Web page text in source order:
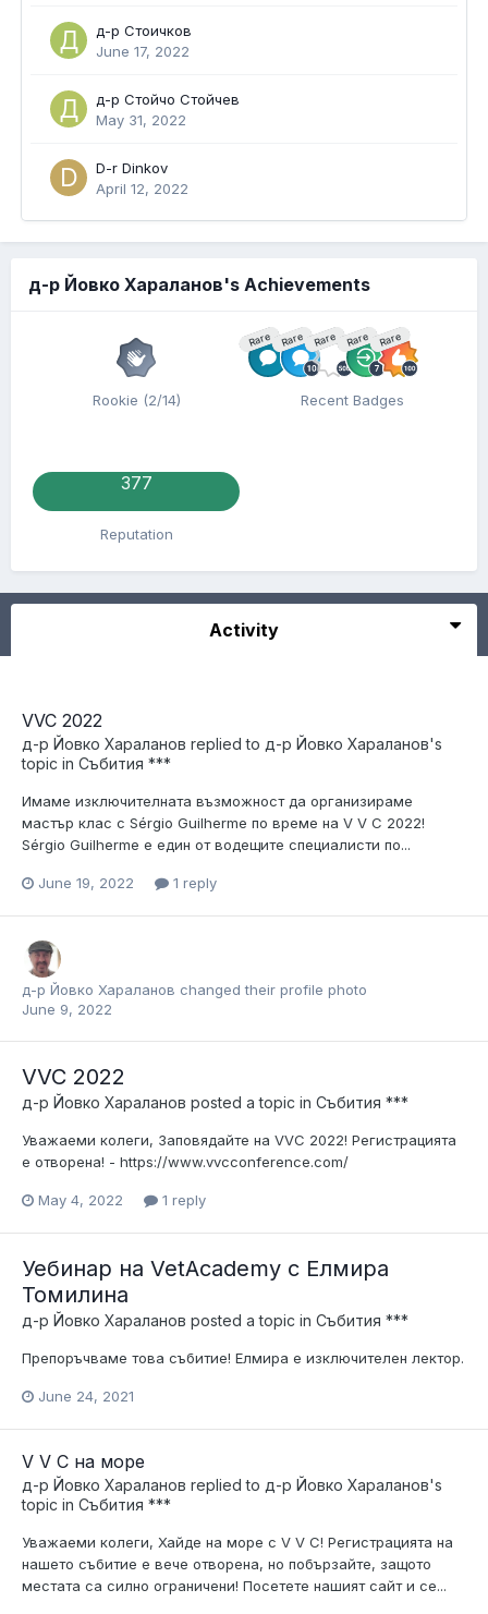
д-р Стоичков
June 17, 2022
д-р Стойчо Стойчев
May 31, 2022
D-r Dinkov
April 12, 2022
д-р Йовко Хараланов's Achievements
Rookie (2/14)
Rare Rare Rare Rare Rare
Recent Badges
377
Reputation
Activity
VVC 2022
д-р Йовко Хараланов replied to д-р Йовко Хараланов's
topic in Събития ***
Имаме изключителната възможност да организираме
мастър клас с Sérgio Guilherme по време на V V C 2022!
Sérgio Guilherme е един от водещите специалисти по...
June 19, 2022 1 reply
д-р Йовко Хараланов changed their profile photo
June 9, 2022
VVC 2022
д-р Йовко Хараланов posted a topic in Събития ***
Уважаеми колеги, Заповядайте на VVC 2022! Регистрацията
е отворена! - https://www.vvcconference.com/
May 4, 2022 1 reply
Уебинар на VetAcademy с Елмира
Томилина
д-р Йовко Хараланов posted a topic in Събития ***
Препоръчваме това събитие! Елмира е изключителен лектор.
June 24, 2021
V V C на море
д-р Йовко Хараланов replied to д-р Йовко Хараланов's
topic in Събития ***
Уважаеми колеги, Хайде на море с V V C! Регистрацията на
нашето събитие е вече отворена, но побързайте, защото
местата са силно ограничени! Посетете нашият сайт и се...